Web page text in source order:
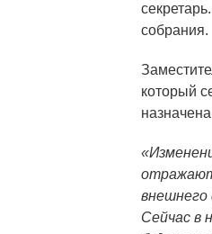
собрания.
который
назначена
внешнего
Сейчас в